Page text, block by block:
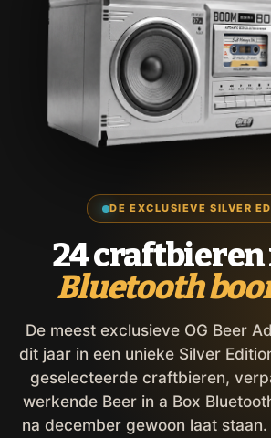
DE EXCLUSIEVE SILVER
24 craftbieren
Bluetooth
De meest exclusieve OG Beer
dit jaar in een unieke Silver
geselecteerde craftbieren,
werkende Beer in a Box
na december gewoon laat